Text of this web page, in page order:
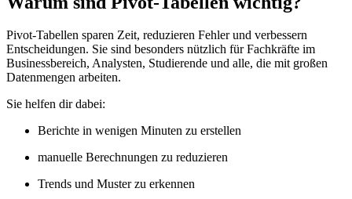
Pivot-Tabellen sparen Zeit, reduzieren Fehler und verbessern
Entscheidungen. Sie sind besonders nützlich für Fachkräfte im
Businessbereich, Analysten, Studierende und alle, die mit großen
Datenmengen arbeiten.
Sie helfen dir dabei:
Berichte in wenigen Minuten zu erstellen
manuelle Berechnungen zu reduzieren
Trends und Muster zu erkennen